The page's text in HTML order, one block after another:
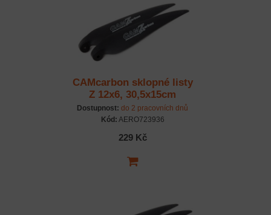
CAMcarbon sklopné listy
Z 12x6, 30,5x15cm
Dostupnost: do 2 pracovních dnů
Kód: AERO723936
229 Kč